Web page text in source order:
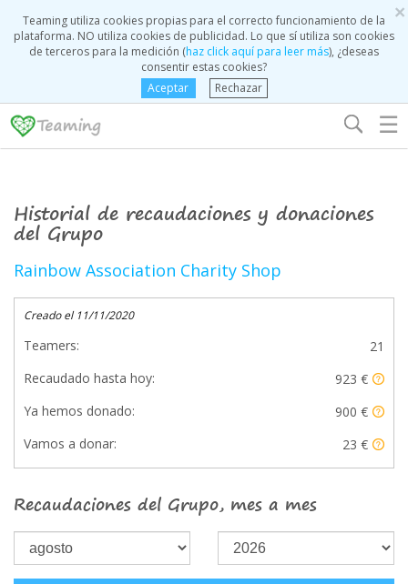
×
Teaming utiliza cookies propias para el correcto funcionamiento de la
plataforma. NO utiliza cookies de publicidad. Lo que sí utiliza son cookies
de terceros para la medición (haz click aquí para leer más), ¿deseas
consentir estas cookies?
Aceptar
Rechazar
☰
Historial de recaudaciones y donaciones
del Grupo
Rainbow Association Charity Shop
Creado el 11/11/2020
Teamers:
21
Recaudado hasta hoy:
923 €
Ya hemos donado:
900 €
Vamos a donar:
23 €
Recaudaciones del Grupo, mes a mes